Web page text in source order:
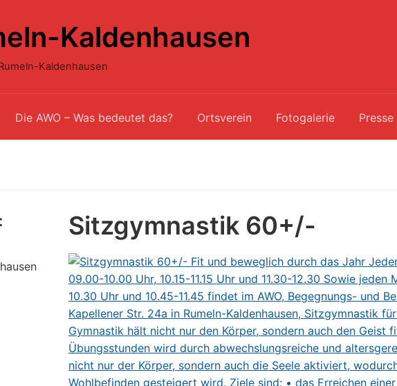
Kaldenhausen
Kaldenhausen
Die AWO – Was bedeutet das? Ortsverein Fotogalerie Presse
Sitzgymnastik 60+/-